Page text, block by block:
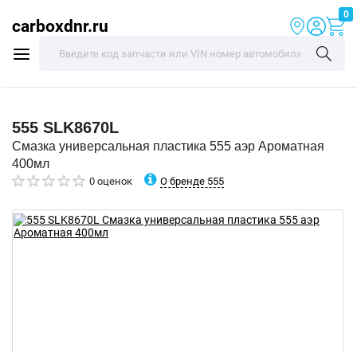
carboxdnr.ru
0
555 SLK8670L
Смазка универсальная пластика 555 аэр Ароматная
400мл
0 оценок О бренде 555